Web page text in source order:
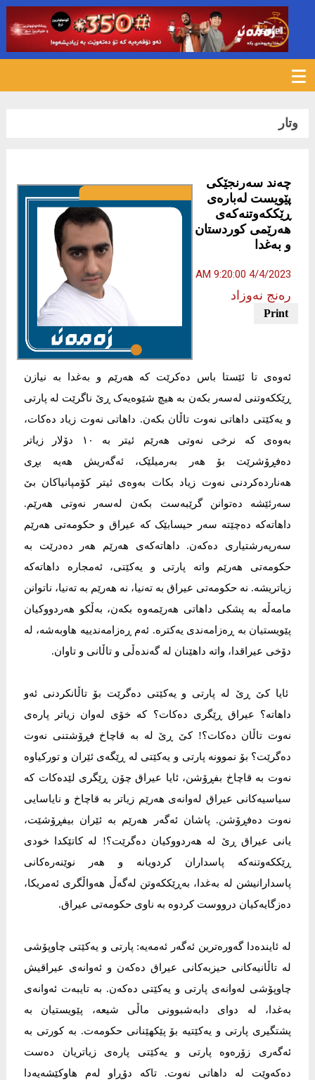
وتار
چەند سەرنجێکی
پێويست لەبارەی
ڕێککەوتنەکەی
هەرێمی کوردستان
و بەغدا
4/4/2023 9:20:00 AM
رەنج نەوزاد
ئەوەی تا ئێستا باس دەکرێت کە هەرێم و بەغدا بە نيازن
ڕێککەوتنی لەسەر بکەن بە هيچ شێوەیەک ڕێ ناگرێت لە پارتی
و یەکێتی داهاتی نەوت تاڵان بکەن. داهاتی نەوت زیاد دەکات،
بەوەی کە نرخی نەوتی هەرێم ئيتر بە ١٠ دۆلار زیاتر
دەفڕۆشرێت بۆ هەر بەرميلێک، ئەگەريش هەیە بڕی
هەناردەکردنی نەوت زیاد بکات بەوەی ئيتر کۆمپانياکان بێ
سەرئێشە دەتوانن گرێبەست بکەن لەسەر نەوتی هەرێم.
داهاتەکە دەچێتە سەر حيسابێک کە عيراق و حکومەتی هەرێم
سەرپەرشتياری دەکەن. داهاتەکەی هەرێم هەر دەدرێت بە
حکومەتی هەرێم واتە پارتی و یەکێتی، ئەمجارە داهاتەکە
زیاتريشە. نە حکومەتی عيراق بە تەنيا، نە هەرێم بە تەنيا، ناتوانن
مامەڵە بە پشکی داهاتی هەرێمەوە بکەن، بەڵکو هەردووکيان
پێويستيان بە ڕەزامەندی یەکترە. ئەم ڕەزامەندييە هاوبەشە، لە
دۆخی عيراقدا، واتە داهێنان لە گەندەڵی و تاڵانی و تاوان.
ئایا کێ ڕێ لە پارتی و یەکێتی دەگرێت بۆ تاڵانکردنی ئەو
داهاتە؟ عيراق ڕێگری دەکات؟ کە خۆی لەوان زیاتر پارەی
نەوت تاڵان دەکات؟! کێ ڕێ لە بە قاچاخ فڕۆشتنی نەوت
دەگرێت؟ بۆ نموونە پارتی و یەکێتی لە ڕێگەی ئێران و تورکياوە
نەوت بە قاچاخ بفڕۆشن، ئایا عيراق چۆن ڕێگری لێدەکات کە
سياسيەکانی عيراق لەوانەی هەرێم زیاتر بە قاچاخ و نایاسایی
نەوت دەفڕۆشن. پاشان ئەگەر هەرێم بە ئێران بيفڕۆشێت،
یانی عيراق ڕێ لە هەردووکيان دەگرێت؟! لە کاتێکدا خودی
ڕێککەوتنەکە پاسداران کردویانە و هەر نوێنەرەکانی
پاسدارانيشن لە بەغدا، بەڕێککەوتن لەگەڵ هەواڵگری ئەمريکا،
دەزگایەکيان درووست کردوە بە ناوی حکومەتی عيراق.
لە ئايندەدا گەورەترين ئەگەر ئەمەیە: پارتی و یەکێتی چاوپۆشی
لە تاڵانيەکانی حيزبەکانی عيراق دەکەن و ئەوانەی عيراقيش
چاوپۆشی لەوانەی پارتی و یەکێتی دەکەن. بە تايبەت ئەوانەی
بەغدا، لە دوای دابەشبوونی ماڵی شيعە، پێويستيان بە
پشتگيری پارتی و یەکێتيە بۆ پێکهێنانی حکومەت. بە کورتی بە
ئەگەری زۆرەوە پارتی و یەکێتی پارەی زیاتريان دەست
دەکەوێت لە داهاتی نەوت. تاکە دۆڕاو لەم هاوکێشەیەدا